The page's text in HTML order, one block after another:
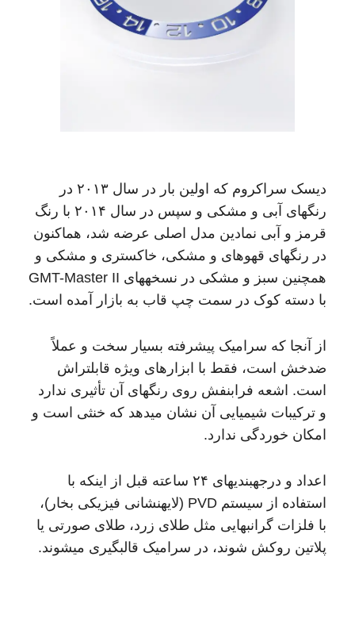
دیسک سراکروم که اولین بار در سال ۲۰۱۳ در
رنگهای آبی و مشکی و سپس در سال ۲۰۱۴ با رنگ
قرمز و آبی نمادین مدل اصلی عرضه شد، هماکنون
در رنگهای قهوهای و مشکی، خاکستری و مشکی و
همچنین سبز و مشکی در نسخههای GMT-Master II
با دسته کوک در سمت چپ قاب به بازار آمده است.
از آنجا که سرامیک پیشرفته بسیار سخت و عملاً
ضدخش است، فقط با ابزارهای ویژه قابلتراش
است. اشعه فرابنفش روی رنگهای آن تأثیری ندارد
و ترکیبات شیمیایی آن نشان میدهد که خنثی است و
امکان خوردگی ندارد.
اعداد و درجهبندیهای ۲۴ ساعته قبل از اینکه با
استفاده از سیستم PVD (لایهنشانی فیزیکی بخار)،
با فلزات گرانبهایی مثل طلای زرد، طلای صورتی یا
پلاتین روکش شوند، در سرامیک قالبگیری میشوند.